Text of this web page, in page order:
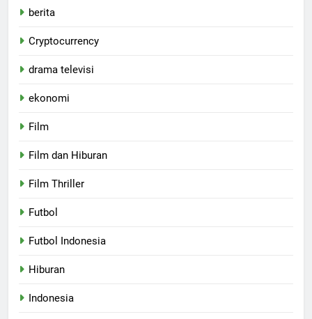
berita
Cryptocurrency
drama televisi
ekonomi
Film
Film dan Hiburan
Film Thriller
Futbol
Futbol Indonesia
Hiburan
Indonesia